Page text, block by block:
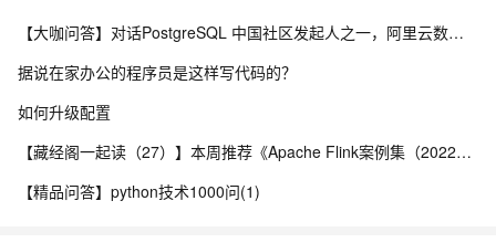
【大咖问答】对话PostgreSQL 中国社区发起人之一，阿里云数据库高级专家 德哥
据说在家办公的程序员是这样写代码的？
如何升级配置
【藏经阁一起读（27）】本周推荐《Apache Flink案例集（2022版）》，你有哪些心得？
【精品问答】python技术1000问(1)